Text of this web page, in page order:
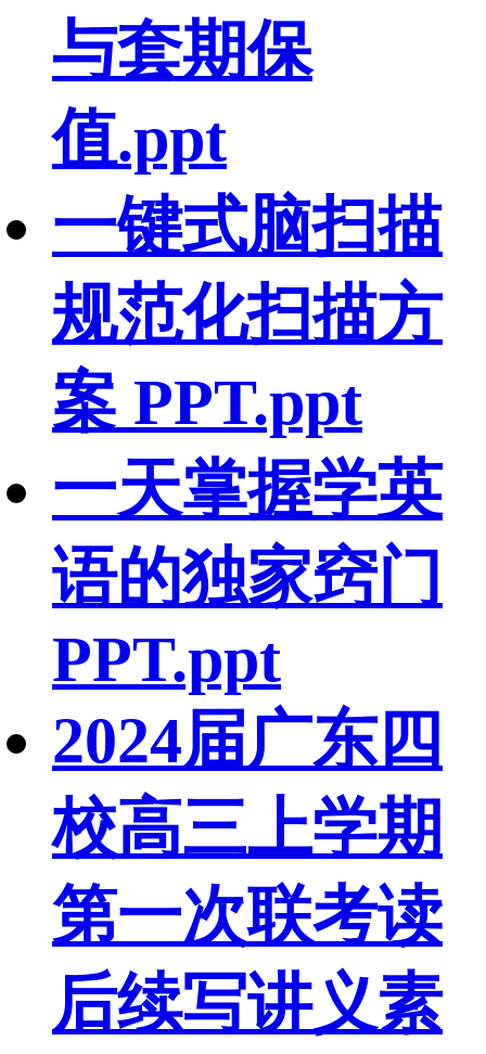
与套期保
值.ppt
一键式脑扫描
规范化扫描方
案 PPT.ppt
一天掌握学英
语的独家窍门
PPT.ppt
2024届广东四
校高三上学期
第一次联考读
后续写讲义素